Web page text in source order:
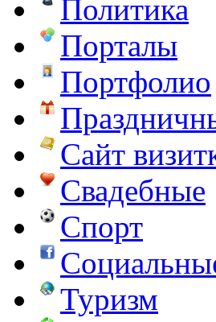
Политика
Порталы
Портфолио
Сайт
Свадебные
Спорт
Туризм